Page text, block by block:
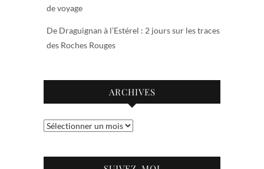
de voyage
De Draguignan à l’Estérel : 2 jours sur les traces
des Roches Rouges
ARCHIVES
Archives